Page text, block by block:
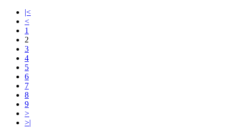
|<
<
1
2
3
4
5
6
7
8
9
>
>|